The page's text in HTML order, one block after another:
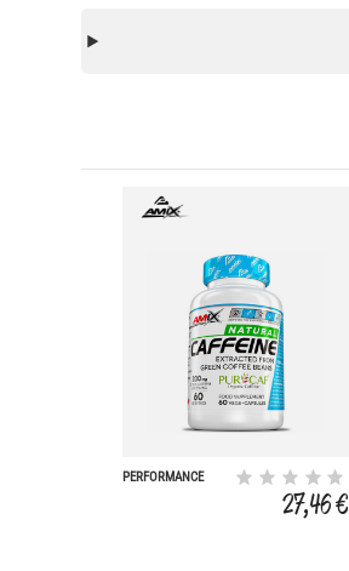
PERFORMANCE
27,46 €